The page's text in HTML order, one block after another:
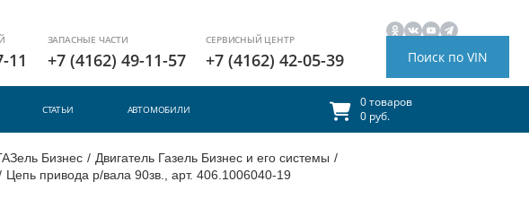
11
ЗАПАСНЫЕ ЧАСТИ
+7 (4162) 49-11-57
СЕРВИСНЫЙ ЦЕНТР
+7 (4162) 42-05-39 Поиск по VIN
СТАТЬИ АВТОМОБИЛИ
0 товаров
0 руб.
Бизнес / Двигатель Газель Бизнес и его системы /
Цепь привода р/вала 90зв., арт. 406.1006040-19